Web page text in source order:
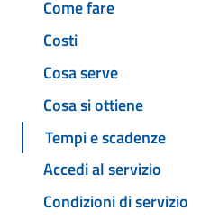
Come fare
Costi
Cosa serve
Cosa si ottiene
Tempi e scadenze
Accedi al servizio
Condizioni di servizio